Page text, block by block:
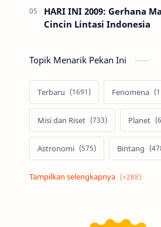
HARI INI 2009: Gerhana
Cincin Lintasi Indonesia
Topik Menarik Pekan Ini
Terbaru Fenomena
Misi dan Riset Planet
Astronomi Bintang
Alam semesta Galaksi